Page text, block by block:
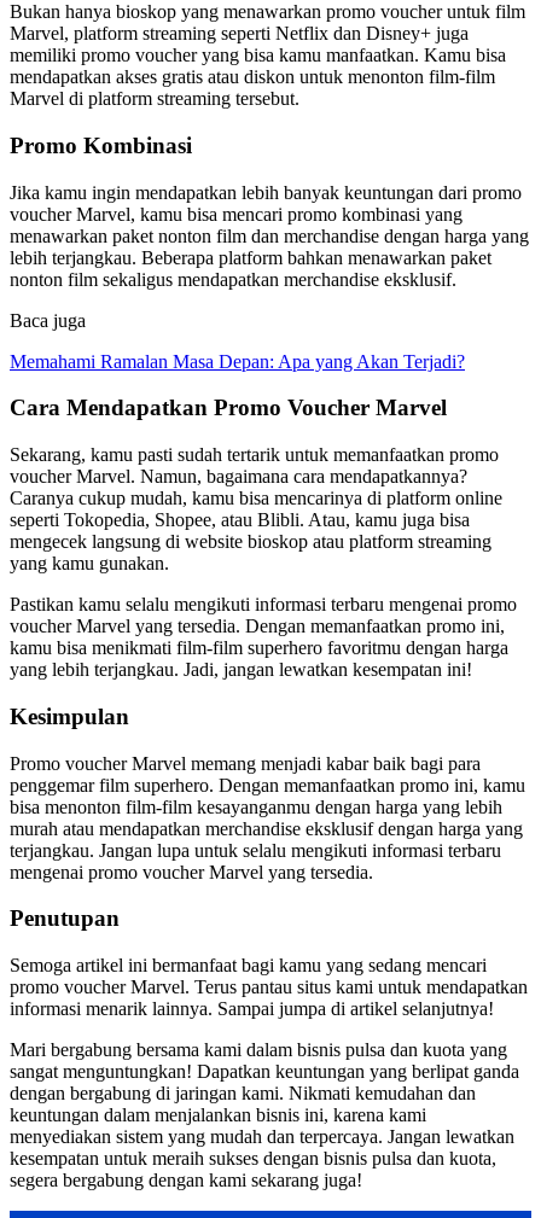
Bukan hanya bioskop yang menawarkan promo voucher untuk film
Marvel, platform streaming seperti Netflix dan Disney+ juga
memiliki promo voucher yang bisa kamu manfaatkan. Kamu bisa
mendapatkan akses gratis atau diskon untuk menonton film-film
Marvel di platform streaming tersebut.
Promo Kombinasi
Jika kamu ingin mendapatkan lebih banyak keuntungan dari promo
voucher Marvel, kamu bisa mencari promo kombinasi yang
menawarkan paket nonton film dan merchandise dengan harga yang
lebih terjangkau. Beberapa platform bahkan menawarkan paket
nonton film sekaligus mendapatkan merchandise eksklusif.
Baca juga
Memahami Ramalan Masa Depan: Apa yang Akan Terjadi?
Cara Mendapatkan Promo Voucher Marvel
Sekarang, kamu pasti sudah tertarik untuk memanfaatkan promo
voucher Marvel. Namun, bagaimana cara mendapatkannya?
Caranya cukup mudah, kamu bisa mencarinya di platform online
seperti Tokopedia, Shopee, atau Blibli. Atau, kamu juga bisa
mengecek langsung di website bioskop atau platform streaming
yang kamu gunakan.
Pastikan kamu selalu mengikuti informasi terbaru mengenai promo
voucher Marvel yang tersedia. Dengan memanfaatkan promo ini,
kamu bisa menikmati film-film superhero favoritmu dengan harga
yang lebih terjangkau. Jadi, jangan lewatkan kesempatan ini!
Kesimpulan
Promo voucher Marvel memang menjadi kabar baik bagi para
penggemar film superhero. Dengan memanfaatkan promo ini, kamu
bisa menonton film-film kesayanganmu dengan harga yang lebih
murah atau mendapatkan merchandise eksklusif dengan harga yang
terjangkau. Jangan lupa untuk selalu mengikuti informasi terbaru
mengenai promo voucher Marvel yang tersedia.
Penutupan
Semoga artikel ini bermanfaat bagi kamu yang sedang mencari
promo voucher Marvel. Terus pantau situs kami untuk mendapatkan
informasi menarik lainnya. Sampai jumpa di artikel selanjutnya!
Mari bergabung bersama kami dalam bisnis pulsa dan kuota yang
sangat menguntungkan! Dapatkan keuntungan yang berlipat ganda
dengan bergabung di jaringan kami. Nikmati kemudahan dan
keuntungan dalam menjalankan bisnis ini, karena kami
menyediakan sistem yang mudah dan terpercaya. Jangan lewatkan
kesempatan untuk meraih sukses dengan bisnis pulsa dan kuota,
segera bergabung dengan kami sekarang juga!